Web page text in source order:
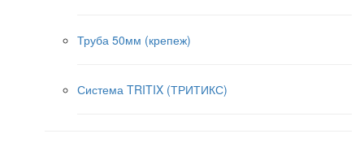
Труба 50мм (крепеж)
Система TRITIX (ТРИТИКС)